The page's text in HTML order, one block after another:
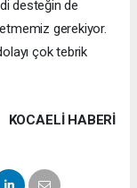
desteğin de
gerekiyor.
çok tebrik
KOCAELI HABERİ